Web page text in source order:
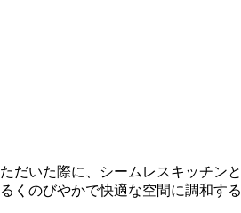
いた際に、シームレスキッチン
のびやかで快適な空間に調和す